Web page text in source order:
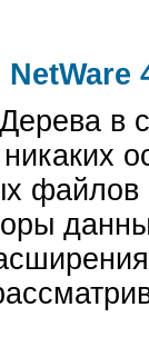
в
файлов